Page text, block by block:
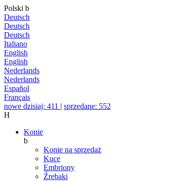
Polski b
Deutsch
Deutsch
Deutsch
Italiano
English
English
Nederlands
Nederlands
Español
Français
nowe dzisiaj: 411 | sprzedane: 552
H
Konie
b
Konie na sprzedaż
Kuce
Embriony
Źrebaki